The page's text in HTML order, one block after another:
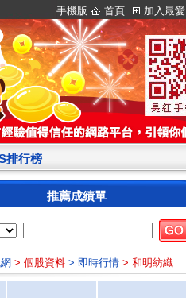
手機版 首頁 加入最愛
排行榜
推薦成績單
> 個股資料 > 即時行情 > 和明紡織